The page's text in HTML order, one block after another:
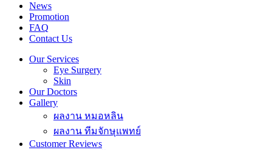
News
Promotion
FAQ
Contact Us
Our Services
Eye Surgery
Skin
Our Doctors
Gallery
ผลงาน หมอหลิน
ผลงาน ทีมจักษุแพทย์
Customer Reviews